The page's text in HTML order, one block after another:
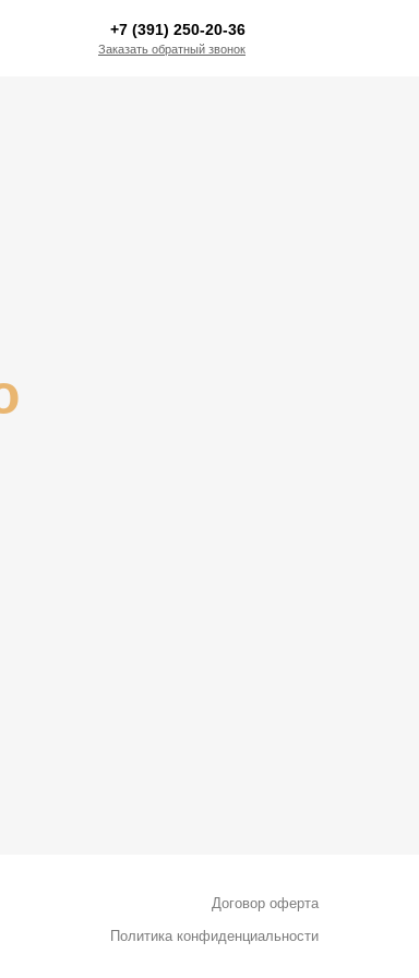
+7 (391) 250-20-36
Заказать обратный звонок
Договор оферта
Политика конфиденциальности